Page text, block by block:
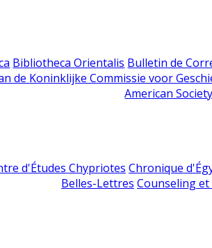
Bibliotheca Orientalis Bulletin de
de Koninklijke Commissie voor
American
d'Études Chypriotes Chronique
Belles-Lettres Counseling